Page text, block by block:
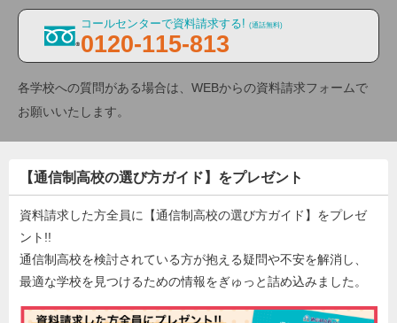
コールセンターで資料請求する! (通話無料)
0120-115-813
各学校への質問がある場合は、WEBからの資料請求フォームで
お願いいたします。
【通信制高校の選び方ガイド】をプレゼント
資料請求した方全員に【通信制高校の選び方ガイド】をプレゼ
ント!!
通信制高校を検討されている方が抱える疑問や不安を解消し、
最適な学校を見つけるための情報をぎゅっと詰め込みました。